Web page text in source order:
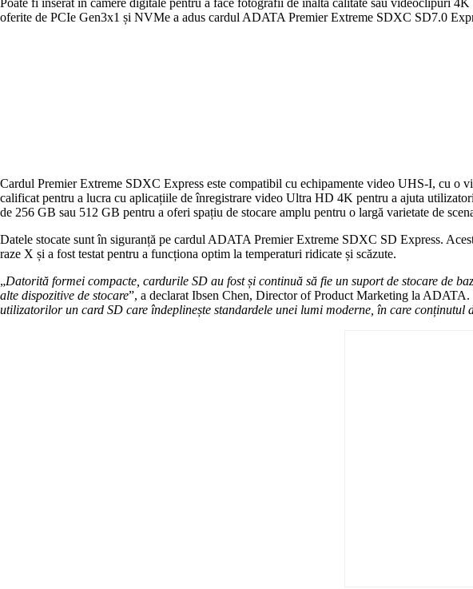
Poate fi inserat în camere digitale pentru a face fotografii de înaltă calitate sau videoclipuri
oferite de PCIe Gen3x1 și NVMe a adus cardul ADATA Premier Extreme SDXC SD7.0
Cardul Premier Extreme SDXC Express este compatibil cu echipamente video UHS-I, cu o
calificat pentru a lucra cu aplicațiile de înregistrare video Ultra HD 4K pentru a ajuta
de 256 GB sau 512 GB pentru a oferi spațiu de stocare amplu pentru o largă varietate de
Datele stocate sunt în siguranță pe cardul ADATA Premier Extreme SDXC SD Express.
raze X și a fost testat pentru a funcționa optim la temperaturi ridicate și scăzute.
„Datorită formei compacte, cardurile SD au fost și continuă să fie un suport de stocare de
alte dispozitive de stocare”, a declarat Ibsen Chen, Director of Product Marketing la ADATA.
utilizatorilor un card SD care îndeplinește standardele unei lumi moderne, în care conținutul